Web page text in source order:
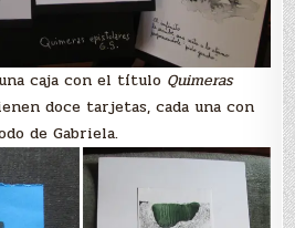
caja con el título Quimeras
doce tarjetas, cada una con
de Gabriela.